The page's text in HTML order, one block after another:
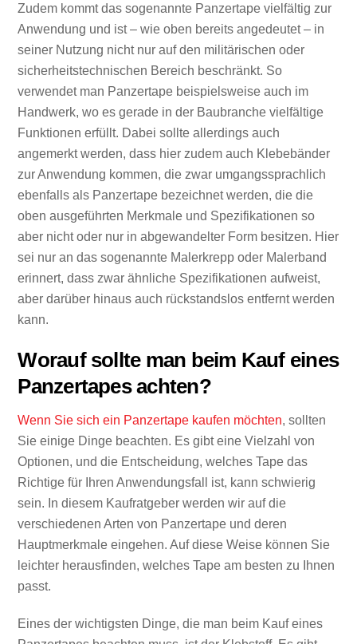
Zudem kommt das sogenannte Panzertape vielfältig zur
Anwendung und ist – wie oben bereits angedeutet – in
seiner Nutzung nicht nur auf den militärischen oder
sicherheitstechnischen Bereich beschränkt. So
verwendet man Panzertape beispielsweise auch im
Handwerk, wo es gerade in der Baubranche vielfältige
Funktionen erfüllt. Dabei sollte allerdings auch
angemerkt werden, dass hier zudem auch Klebebänder
zur Anwendung kommen, die zwar umgangssprachlich
ebenfalls als Panzertape bezeichnet werden, die die
oben ausgeführten Merkmale und Spezifikationen so
aber nicht oder nur in abgewandelter Form besitzen. Hier
sei nur an das sogenannte Malerkrepp oder Malerband
erinnert, dass zwar ähnliche Spezifikationen aufweist,
aber darüber hinaus auch rückstandslos entfernt werden
kann.
Worauf sollte man beim Kauf eines
Panzertapes achten?
Wenn Sie sich ein Panzertape kaufen möchten, sollten
Sie einige Dinge beachten. Es gibt eine Vielzahl von
Optionen, und die Entscheidung, welches Tape das
Richtige für Ihren Anwendungsfall ist, kann schwierig
sein. In diesem Kaufratgeber werden wir auf die
verschiedenen Arten von Panzertape und deren
Hauptmerkmale eingehen. Auf diese Weise können Sie
leichter herausfinden, welches Tape am besten zu Ihnen
passt.
Eines der wichtigsten Dinge, die man beim Kauf eines